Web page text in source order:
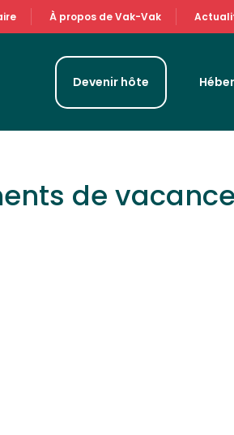
À propos de Vak-Vak
Devenir hôte
de